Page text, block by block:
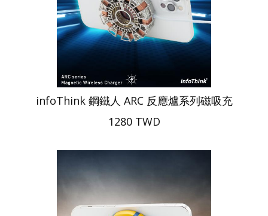
infoThink 鋼鐵人 ARC 反應爐系列磁吸充
1280 TWD